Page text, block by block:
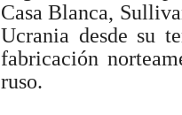
Casa Blanca,
Ucrania desde su
fabricación
ruso.